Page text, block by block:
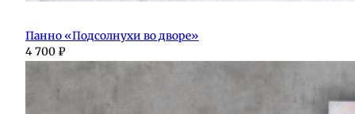
Панно «Подсолнухи во дворе»
4 700 ₽